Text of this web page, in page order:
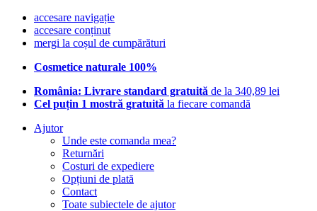
accesare navigație
accesare conținut
mergi la coșul de cumpărături
Cosmetice naturale 100%
România: Livrare standard gratuită de la 340,89 lei
Cel puțin 1 mostră gratuită la fiecare comandă
Ajutor
Unde este comanda mea?
Returnări
Costuri de expediere
Opțiuni de plată
Contact
Toate subiectele de ajutor